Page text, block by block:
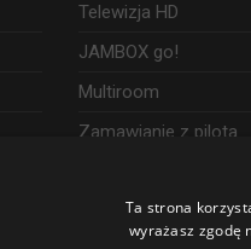
Telewizja HD
JAMBOX go!
Multiroom
Zamawianie z pilota
Ta strona
wyrażasz zgodę